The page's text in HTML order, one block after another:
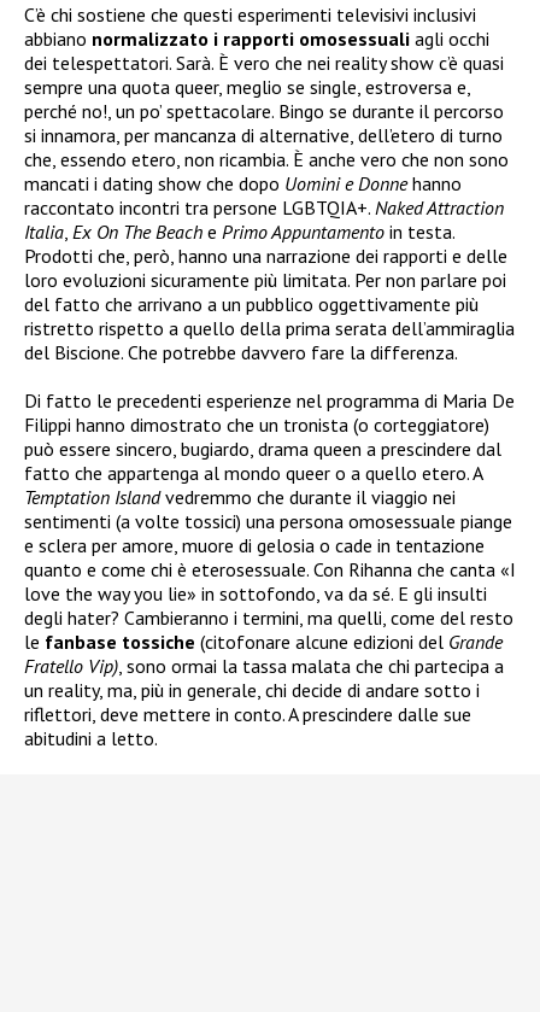
C’è chi sostiene che questi esperimenti televisivi inclusivi
abbiano normalizzato i rapporti omosessuali agli occhi
dei telespettatori. Sarà. È vero che nei reality show c’è quasi
sempre una quota queer, meglio se single, estroversa e,
perché no!, un po’ spettacolare. Bingo se durante il percorso
si innamora, per mancanza di alternative, dell’etero di turno
che, essendo etero, non ricambia. È anche vero che non sono
mancati i dating show che dopo Uomini e Donnehanno
raccontato incontri tra persone LGBTQIA+. Naked Attraction
Italia Ex On The Beach e Primo Appuntamento in testa.
Prodotti che, però, hanno una narrazione dei rapporti e delle
loro evoluzioni sicuramente più limitata. Per non parlare poi
del fatto che arrivano a un pubblico oggettivamente più
ristretto rispetto a quello della prima serata dell’ammiraglia
del Biscione. Che potrebbe davvero fare la differenza.
Di fatto le precedenti esperienze nel programma di Maria De
Filippi hanno dimostrato che un tronista (o corteggiatore)
può essere sincero, bugiardo, drama queen a prescindere dal
fatto che appartenga al mondo queer o a quello etero. A
Temptation Islandvedremmo che durante il viaggio nei
sentimenti (a volte tossici) una persona omosessuale piange
e sclera per amore, muore di gelosia o cade in tentazione
quanto e come chi è eterosessuale. Con Rihanna che canta «I
love the way you lie» in sottofondo, va da sé. E gli insulti
degli hater? Cambieranno i termini, ma quelli, come del resto
le fanbase tossiche (citofonare alcune edizioni del Grande
Fratello Vip) , sono ormai la tassa malata che chi partecipa a
un reality, ma, più in generale, chi decide di andare sotto i
riflettori, deve mettere in conto. A prescindere dalle sue
abitudini a letto.